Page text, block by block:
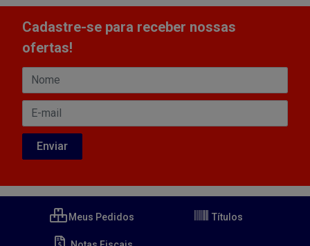
Cadastre-se para receber nossas
ofertas!
Meus Pedidos Títulos